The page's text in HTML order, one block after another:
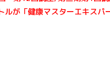
が「健康マスターエキスパ